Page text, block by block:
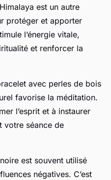
est un autre
protéger et apporter
l’énergie vitale,
et renforcer la
avec perles de bois
favorise la méditation.
l’esprit et à instaurer
votre séance de
est souvent utilisé
négatives. C’est